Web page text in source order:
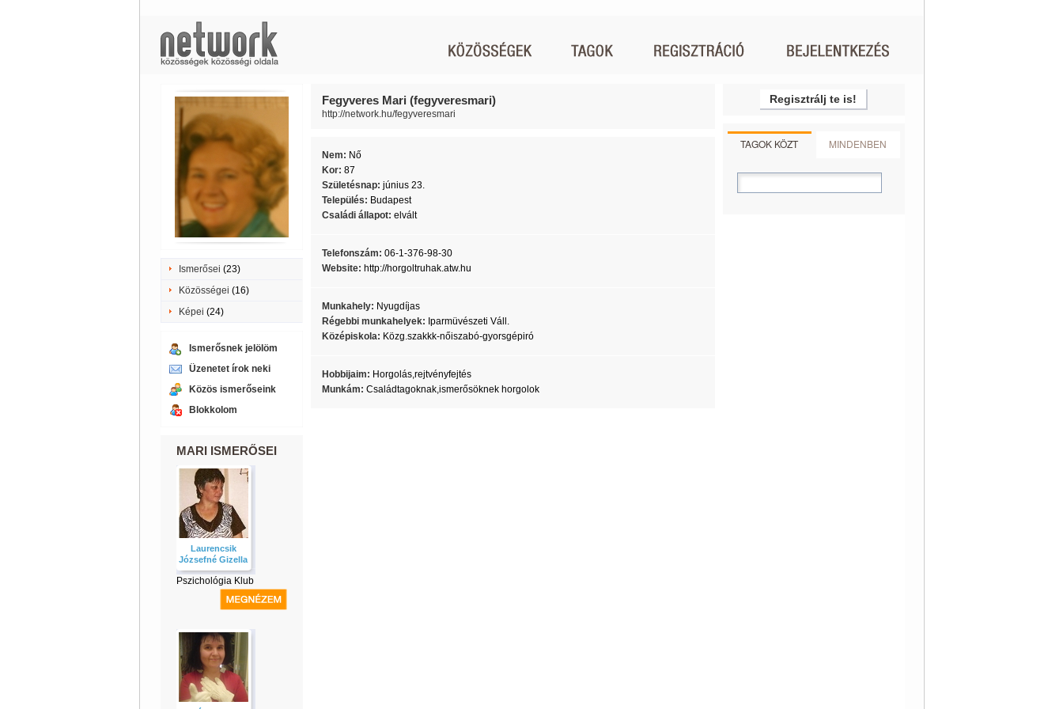
Ismerősei (23)
Közösségei (16)
Képei (24)
Ismerősnek jelölöm
Üzenetet írok neki
Közös ismerőseink
Blokkolom
MARI ISMERŐSEI
Laurencsik
Józsefné Gizella
Pszichológia Klub
Fegyveres Mari (fegyveresmari)
http://network.hu/fegyveresmari
Nem: Nő
Kor: 87
Születésnap: június 23.
Település: Budapest
Családi állapot: elvált
Telefonszám: 06-1-376-98-30
Website: http://horgoltruhak.atw.hu
Munkahely: Nyugdíjas
Régebbi munkahelyek: Iparmüvészeti Váll.
Középiskola: Közg.szakkk-nőiszabó-gyorsgépiró
Hobbijaim: Horgolás,rejtvényfejtés
Munkám: Családtagoknak,ismerősöknek horgolok
Regisztrálj te is!
TAGOK KÖZT MINDENBEN